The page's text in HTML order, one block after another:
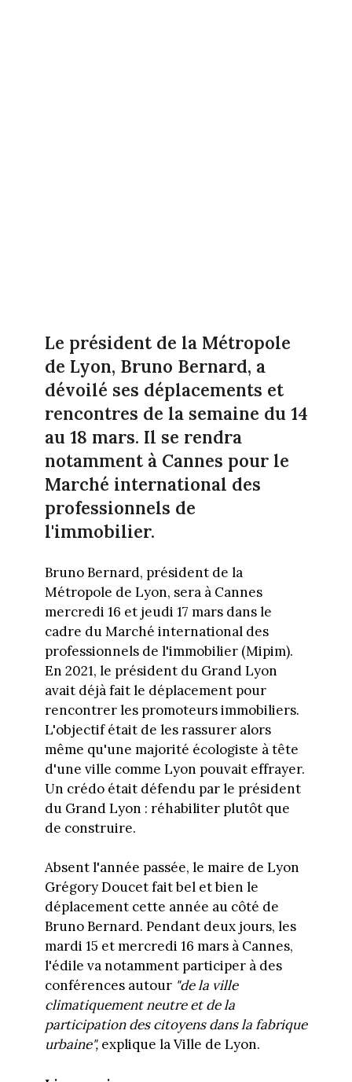
Le président de la Métropole
de Lyon, Bruno Bernard, a
dévoilé ses déplacements et
rencontres de la semaine du 14
au 18 mars. Il se rendra
notamment à Cannes pour le
Marché international des
professionnels de
l'immobilier.
Bruno Bernard, président de la
Métropole de Lyon, sera à Cannes
mercredi 16 et jeudi 17 mars dans le
cadre du Marché international des
professionnels de l'immobilier (Mipim).
En 2021, le président du Grand Lyon
avait déjà fait le déplacement pour
rencontrer les promoteurs immobiliers.
L'objectif était de les rassurer alors
même qu'une majorité écologiste à tête
d'une ville comme Lyon pouvait effrayer.
Un crédo était défendu par le président
du Grand Lyon : réhabiliter plutôt que
de construire.
Absent l'année passée, le maire de Lyon
Grégory Doucet fait bel et bien le
déplacement cette année au côté de
Bruno Bernard. Pendant deux jours, les
mardi 15 et mercredi 16 mars à Cannes,
l'édile va notamment participer à des
conférences autour "de la ville
climatiquement neutre et de la
participation des citoyens dans la fabrique
urbaine", explique la Ville de Lyon.